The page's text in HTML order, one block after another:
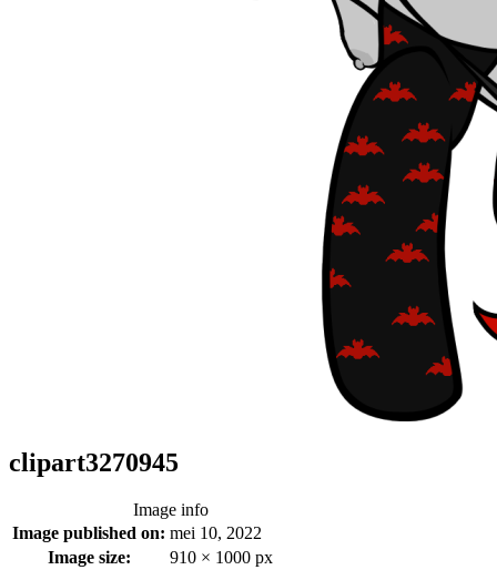
clipart3270945
Image info
Image published on: mei 10, 2022
Image size:
910 × 1000 px